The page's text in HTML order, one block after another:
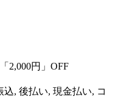
2,000円」OFF
, 後払い, 現金払い, コ